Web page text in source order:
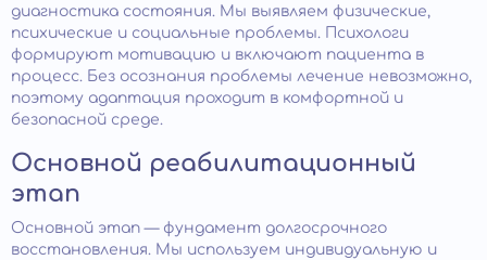
диагностика состояния. Мы выявляем физические,
психические и социальные проблемы. Психологи
формируют мотивацию и включают пациента в
процесс. Без осознания проблемы лечение невозможно,
поэтому адаптация проходит в комфортной и
безопасной среде.
Основной реабилитационный
этап
Основной этап — фундамент долгосрочного
восстановления. Мы используем индивидуальную и